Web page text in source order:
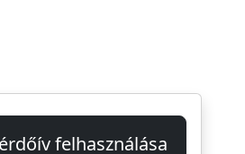
felhasználása